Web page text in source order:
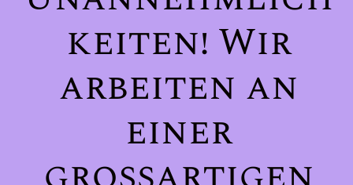
keiten! Wir
arbeiten an
einer